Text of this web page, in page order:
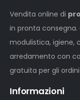
Vendita online di
in pronta consegna.
modulistica, igiene,
arredamento con
gratuita per gli
Informazioni